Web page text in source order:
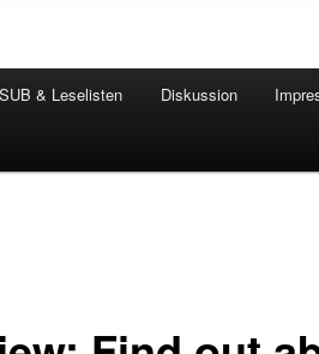
SUB & Leselisten Diskussion